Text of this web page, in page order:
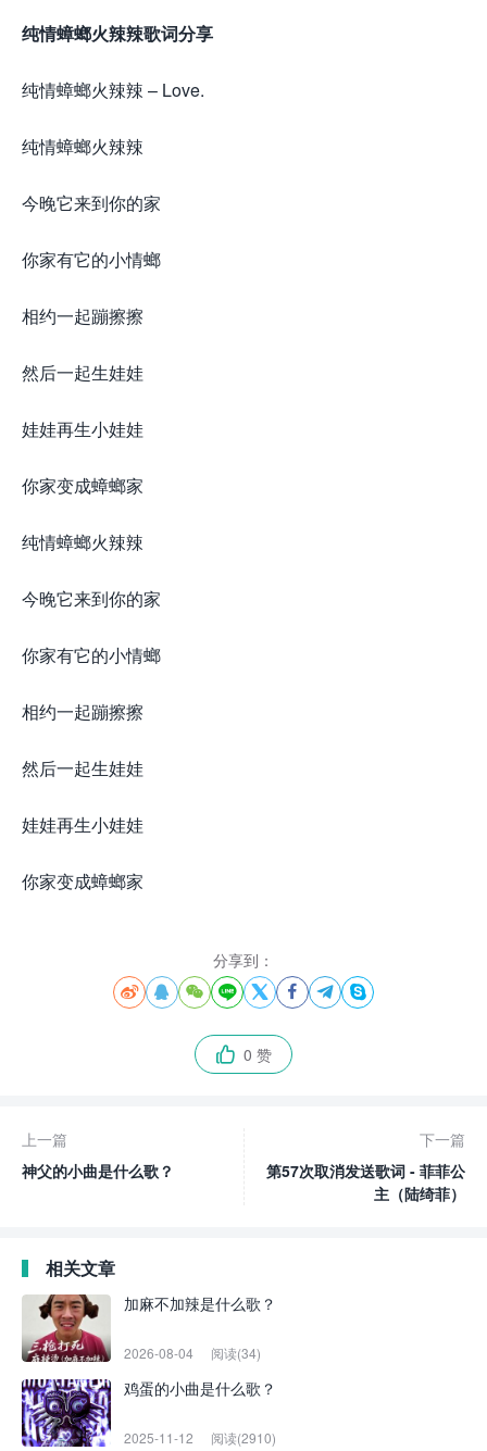
纯情蟑螂火辣辣歌词分享
纯情蟑螂火辣辣 – Love.
纯情蟑螂火辣辣
今晚它来到你的家
你家有它的小情螂
相约一起蹦擦擦
然后一起生娃娃
娃娃再生小娃娃
你家变成蟑螂家
纯情蟑螂火辣辣
今晚它来到你的家
你家有它的小情螂
相约一起蹦擦擦
然后一起生娃娃
娃娃再生小娃娃
你家变成蟑螂家
分享到：
       
 0 赞
上一篇
神父的小曲是什么歌？
下一篇
第57次取消发送歌词 - 菲菲公
主（陆绮菲）
相关文章
加麻不加辣是什么歌？
2026-08-04 阅读(34)
鸡蛋的小曲是什么歌？
2025-11-12 阅读(2910)